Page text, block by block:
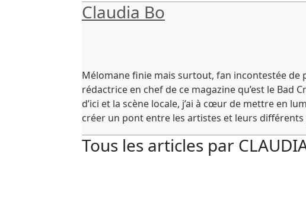
Claudia Bo
Mélomane finie mais surtout, fan incontestée de
rédactrice en chef de ce magazine qu’est le Bad
d’ici et la scène locale, j’ai à cœur de mettre en
créer un pont entre les artistes et leurs différents
Tous les articles par